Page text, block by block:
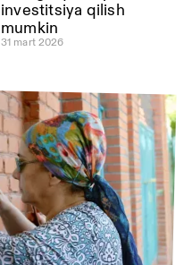
investitsiya qilish
mumkin
31 mart 2026